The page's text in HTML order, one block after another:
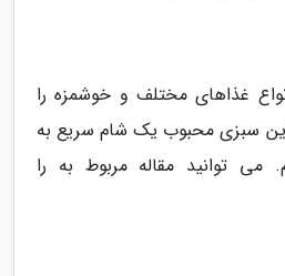
غذاهای مختلف و خوشمزه را
این سبزی محبوب یک شام سریع به
توانید مقاله مربوط به را